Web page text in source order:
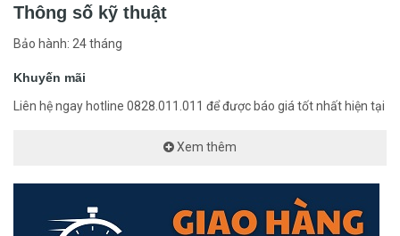
Thông số kỹ thuật
Bảo hành: 24 tháng
Khuyến mãi
Liên hệ ngay hotline 0828.011.011 để được báo giá tốt nhất hiện tại
Xem thêm